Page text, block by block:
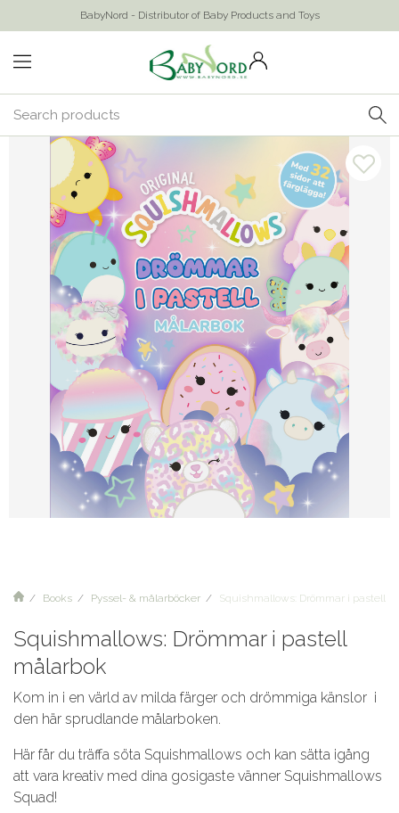
BabyNord - Distributor of Baby Products and Toys
Books Pyssel- & målarböcker Squishmallows: Drömmar i pastell
Squishmallows: Drömmar i pastell
målarbok
Kom in i en värld av milda färger och drömmiga känslor i
den här sprudlande målarboken.
Här får du träffa söta Squishmallows och kan sätta igång
att vara kreativ med dina gosigaste vänner Squishmallows
Squad!